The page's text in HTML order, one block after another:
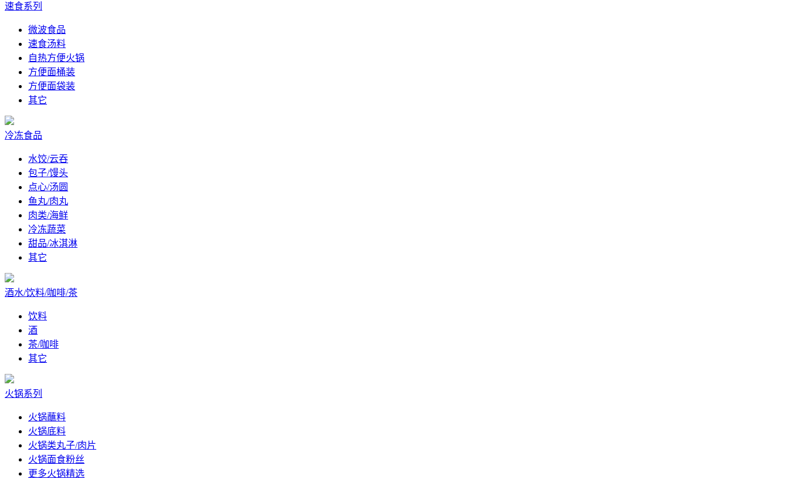
速食系列
微波食品
速食汤料
自热方便火锅
方便面桶装
方便面袋装
其它
冷冻食品
水饺/云吞
包子/馒头
点心/汤圆
鱼丸/肉丸
肉类/海鲜
冷冻蔬菜
甜品/冰淇淋
其它
酒水/饮料/咖啡/茶
饮料
酒
茶/咖啡
其它
火锅系列
火锅蘸料
火锅底料
火锅类丸子/肉片
火锅面食粉丝
更多火锅精选